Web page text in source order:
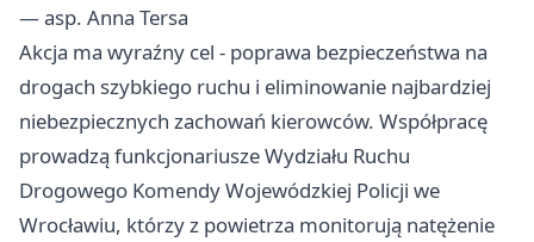
— asp. Anna Tersa
Akcja ma wyraźny cel - poprawa bezpieczeństwa na
drogach szybkiego ruchu i eliminowanie najbardziej
niebezpiecznych zachowań kierowców. Współpracę
prowadzą funkcjonariusze Wydziału Ruchu
Drogowego Komendy Wojewódzkiej Policji we
Wrocławiu, którzy z powietrza monitorują natężenie